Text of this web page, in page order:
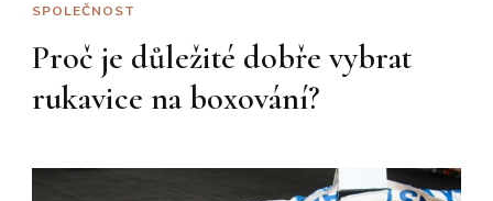
SPOLEČNOST
Proč je důležité dobře vybrat
rukavice na boxování?